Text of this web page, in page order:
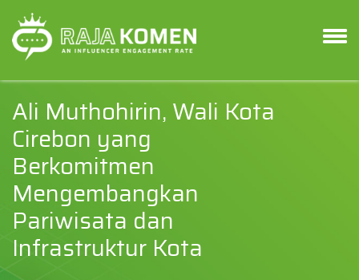
Ali Muthohirin, Wali Kota
Cirebon yang
Berkomitmen
Mengembangkan
Pariwisata dan
Infrastruktur Kota